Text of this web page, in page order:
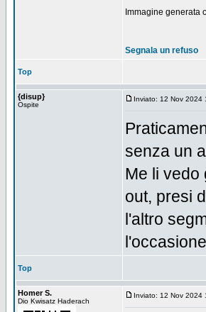
Immagine generata
Segnala un refuso
Top
{disup}
Ospite
Inviato: 12 Nov 2024
senza un
Me li vedo
out, presi
l'altro
Top
Homer S.
Dio Kwisatz Haderach
Inviato: 12 Nov 2024